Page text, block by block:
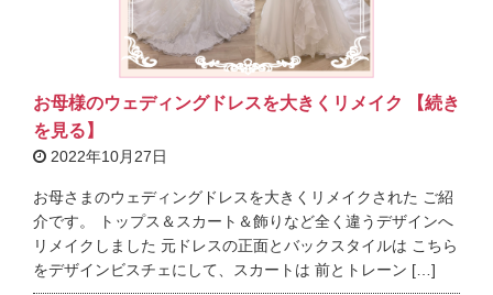
お母様のウェディングドレスを大きくリメイク 【続き
を見る】
2022年10月27日
お母さまのウェディングドレスを大きくリメイクされた ご紹
介です。 トップス＆スカート＆飾りなど全く違うデザインへ
リメイクしました 元ドレスの正面とバックスタイルは こちら
をデザインビスチェにして、スカートは 前とトレーン […]